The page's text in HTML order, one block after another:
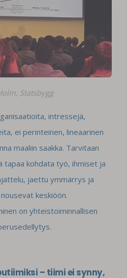
Statsbygg
intressejä,
ei perinteinen, lineaarinen
maaliin saakka. Tarvitaan
kohdata työ, ihmiset ja
jaettu ymmärrys ja
keskiöön.
on yhteistoiminnallisen
– tiimi ei synny,